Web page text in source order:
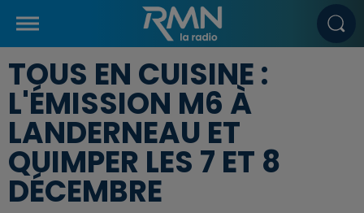
TOUS EN CUISINE :
L'ÉMISSION M6 À
LANDERNEAU ET
QUIMPER LES 7 ET 8
DÉCEMBRE